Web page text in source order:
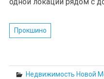
Прокшино
Недвижимость Новой